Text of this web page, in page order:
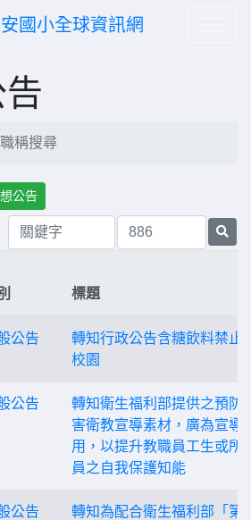
國小全球資訊網
職稱搜尋
公告
標題
公告
轉知行政公告含糖飲料禁止
校園
公告
轉知衛生福利部提供之預防
害衛教宣導素材，廣為宣導
用，以提升教職員工生或所
員之自我保護知能
公告
轉知為配合衛生福利部「第